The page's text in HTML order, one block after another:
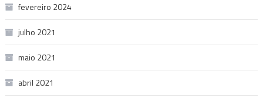
fevereiro 2024
julho 2021
maio 2021
abril 2021